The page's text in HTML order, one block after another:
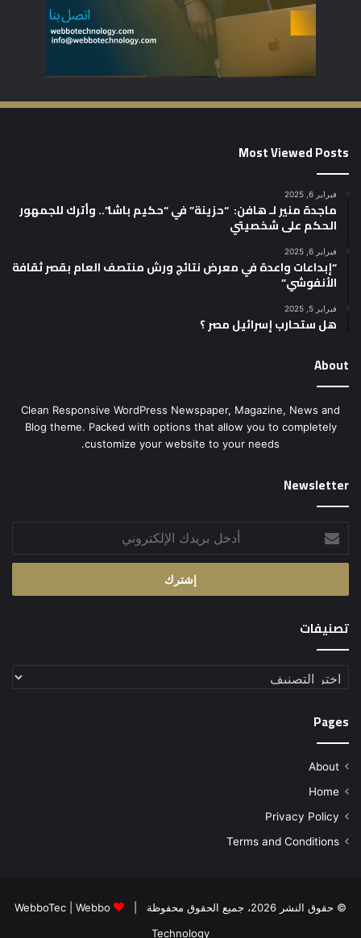
Most Viewed Posts
فبراير 6, 2025
ماجدة منير لـ هافن: “حزينة” في “حكيم باشا”.. وأترك للجمهور
الحكم على شخصيتي
فبراير 6, 2025
“إبداعات واعدة في معرض نتائج ورش منتصف العام بقصر ثقافة
الأنفوشي”
فبراير 5, 2025
هل ستحارب إسرائيل مصر ؟
About
Clean Responsive WordPress Newspaper, Magazine, News and
Blog theme. Packed with options that allow you to completely
customize your website to your needs.
Newsletter
بريدك
الإلكتروني
تصنيفات
تصنيفات
Pages
About
Home
Privacy Policy
Terms and Conditions
© حقوق النشر 2026، جميع الحقوق محفوظة | WebboTec
Webbo
Technology